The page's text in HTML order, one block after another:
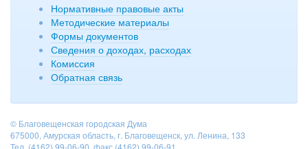
Нормативные правовые акты
Методические материалы
Формы документов
Сведения о доходах, расходах
Комиссия
Обратная связь
© Благовещенская городская Дума
675000, Амурская область, г. Благовещенск, ул. Ленина, 133
Тел. (4162) 99-06-90, факс (4162) 99-06-91